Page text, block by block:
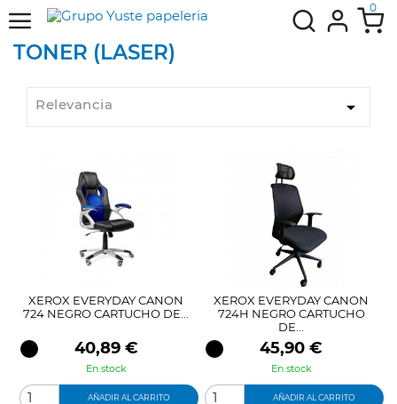
0
TONER (LASER)
Relevancia 
XEROX EVERYDAY CANON
724 NEGRO CARTUCHO DE...
Precio
40,89 €
En stock
AÑADIR AL CARRITO
XEROX EVERYDAY CANON
724H NEGRO CARTUCHO
DE...
Precio
45,90 €
En stock
AÑADIR AL CARRITO